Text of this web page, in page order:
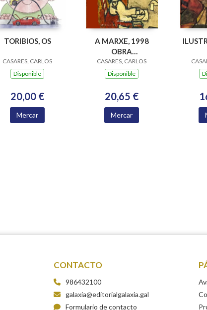
TORIBIOS, OS
CASARES, CARLOS
Dispoñible
20,00 €
Mercar
A MARXE, 1998
OBRA
XORNALISTICA VII
(BCC)
CASARES, CARLOS
Dispoñible
20,65 €
Mercar
CONTACTO
986432100
galaxia@editorialgalaxia.gal
Formulario de contacto